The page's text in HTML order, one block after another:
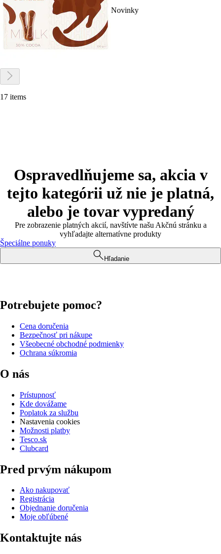
Novinky
17 items
Ospravedlňujeme sa, akcia v
tejto kategórii už nie je platná,
alebo je tovar vypredaný
Pre zobrazenie platných akcií, navštívte našu Akčnú stránku a
vyhľadajte alternatívne produkty
Špeciálne ponuky
Hľadanie
Potrebujete pomoc?
Cena doručenia
Bezpečnosť pri nákupe
Všeobecné obchodné podmienky
Ochrana súkromia
O nás
Prístupnosť
Kde dovážame
Poplatok za službu
Nastavenia cookies
Možnosti platby
Tesco.sk
Clubcard
Pred prvým nákupom
Ako nakupovať
Registrácia
Objednanie doručenia
Moje obľúbené
Kontaktujte nás